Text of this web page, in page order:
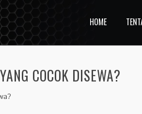
HOME
COCOK DISEWA?